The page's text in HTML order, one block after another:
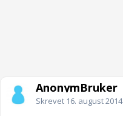
AnonymBruker
Skrevet 16. august 2014